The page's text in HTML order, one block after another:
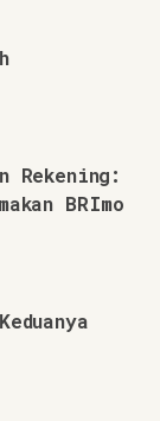
Rekening:
BRImo